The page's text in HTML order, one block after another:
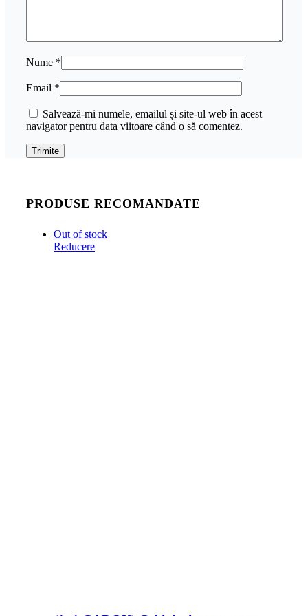
Nume *
Email *
Salvează-mi numele, emailul și site-ul web în acest
navigator pentru data viitoare când o să comentez.
PRODUSE RECOMANDATE
Out of stock
Reducere